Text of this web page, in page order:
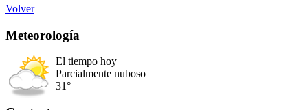
Volver
Meteorología
El tiempo hoy
Parcialmente nuboso
31°